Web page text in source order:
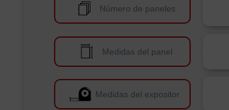
Número de paneles
Medidas del panel
Medidas del expositor